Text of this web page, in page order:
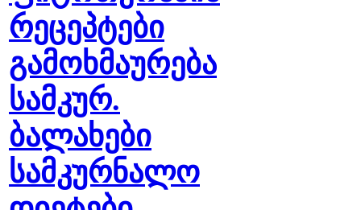
რეცეპტები
გამოხმაურება
სამკურ.
ბალახები
სამკურნალო